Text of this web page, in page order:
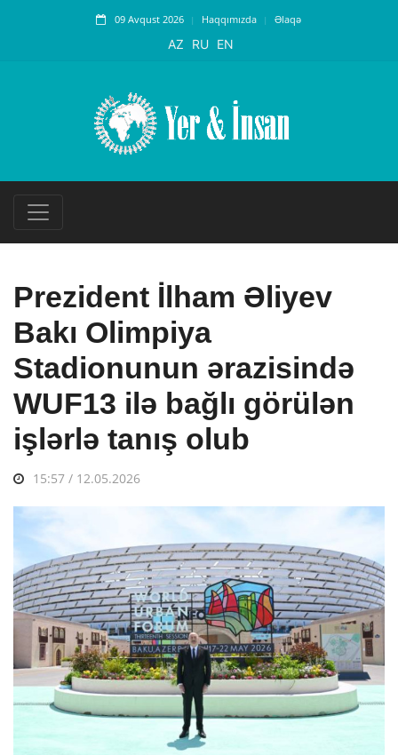
09 Avqust 2026 Haqqımızda Əlaqə
AZ RU EN
Prezident İlham Əliyev
Bakı Olimpiya
Stadionunun ərazisində
WUF13 ilə bağlı görülən
işlərlə tanış olub
15:57 / 12.05.2026